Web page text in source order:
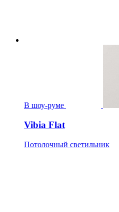
В шоу-руме
Vibia Flat
Потолочный светильник